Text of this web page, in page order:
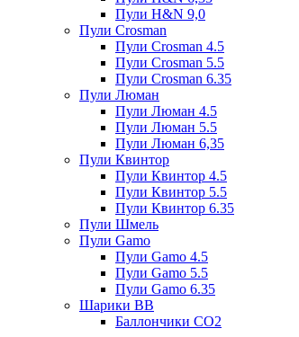
Пули H&N 9,0
Пули Crosman
Пули Crosman 4.5
Пули Crosman 5.5
Пули Crosman 6.35
Пули Люман
Пули Люман 4.5
Пули Люман 5.5
Пули Люман 6,35
Пули Квинтор
Пули Квинтор 4.5
Пули Квинтор 5.5
Пули Квинтор 6.35
Пули Шмель
Пули Gamo
Пули Gamo 4.5
Пули Gamo 5.5
Пули Gamo 6.35
Шарики BB
Баллончики CO2